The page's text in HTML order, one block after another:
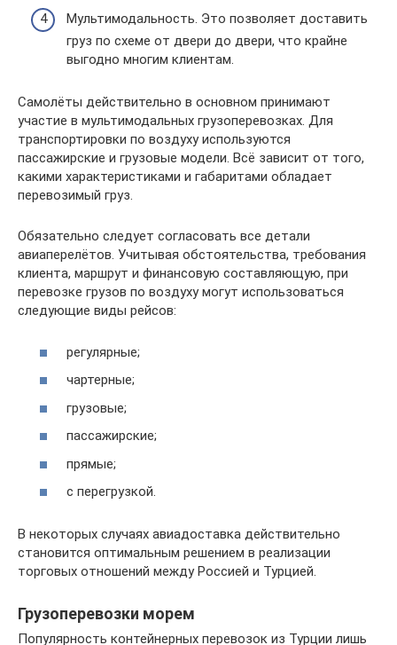
Мультимодальность. Это позволяет доставить
груз по схеме от двери до двери, что крайне
выгодно многим клиентам.
Самолёты действительно в основном принимают
участие в мультимодальных грузоперевозках. Для
транспортировки по воздуху используются
пассажирские и грузовые модели. Всё зависит от того,
какими характеристиками и габаритами обладает
перевозимый груз.
Обязательно следует согласовать все детали
авиаперелётов. Учитывая обстоятельства, требования
клиента, маршрут и финансовую составляющую, при
перевозке грузов по воздуху могут использоваться
следующие виды рейсов:
регулярные;
чартерные;
грузовые;
пассажирские;
прямые;
с перегрузкой.
В некоторых случаях авиадоставка действительно
становится оптимальным решением в реализации
торговых отношений между Россией и Турцией.
Грузоперевозки морем
Популярность контейнерных перевозок из Турции лишь